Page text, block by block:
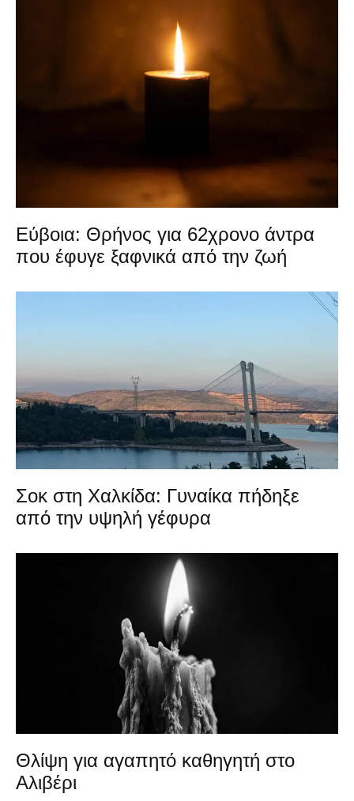
Εύβοια: Θρήνος για 62χρονο άντρα
που έφυγε ξαφνικά από την ζωή
Σοκ στη Χαλκίδα: Γυναίκα πήδηξε
από την υψηλή γέφυρα
Θλίψη για αγαπητό καθηγητή στο
Αλιβέρι